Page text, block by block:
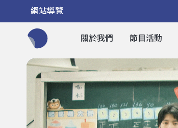
網站導覽
關於我們 節目活動